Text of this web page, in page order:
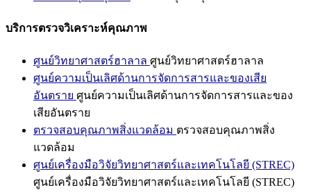
บริการตรวจวิเคราะห์คุณภาพ
ศูนย์วิทยาศาสตร์ฮาลาล ศูนย์วิทยาศาสตร์ฮาลาล
ศูนย์ความเป็นเลิศด้านการจัดการสารและของเสีย
อันตราย ศูนย์ความเป็นเลิศด้านการจัดการสารและของ
เสียอันตราย
ตรวจสอบคุณภาพสิ่งแวดล้อม ตรวจสอบคุณภาพสิ่ง
แวดล้อม
ศูนย์เครื่องมือวิจัยวิทยาศาสตร์และเทคโนโลยี (STREC)
ศูนย์เครื่องมือวิจัยวิทยาศาสตร์และเทคโนโลยี (STREC)